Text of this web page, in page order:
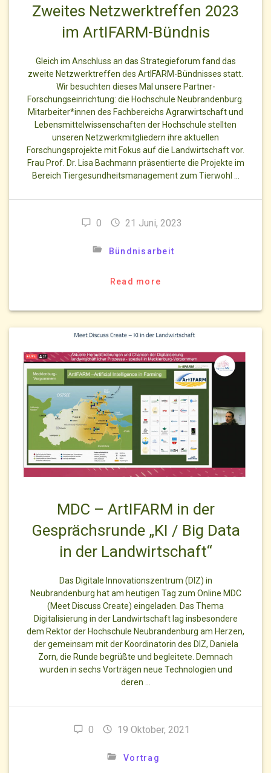
Zweites Netzwerktreffen 2023
im ArtIFARM-Bündnis
Gleich im Anschluss an das Strategieforum fand das
zweite Netzwerktreffen des ArtIFARM-Bündnisses statt.
Wir besuchten dieses Mal unsere Partner-
Forschungseinrichtung: die Hochschule Neubrandenburg.
Mitarbeiter*innen des Fachbereichs Agrarwirtschaft und
Lebensmittelwissenschaften der Hochschule stellten
unseren Netzwerkmitgliedern ihre aktuellen
Forschungsprojekte mit Fokus auf die Landwirtschaft vor.
Frau Prof. Dr. Lisa Bachmann präsentierte die Projekte im
Bereich Tiergesundheitsmanagement zum Tierwohl …
0 21 Juni, 2023
Bündnisarbeit
Read more
MDC – ArtIFARM in der
Gesprächsrunde „KI / Big Data
in der Landwirtschaft“
Das Digitale Innovationszentrum (DIZ) in
Neubrandenburg hat am heutigen Tag zum Online MDC
(Meet Discuss Create) eingeladen. Das Thema
Digitalisierung in der Landwirtschaft lag insbesondere
dem Rektor der Hochschule Neubrandenburg am Herzen,
der gemeinsam mit der Koordinatorin des DIZ, Daniela
Zorn, die Runde begrüßte und begleitete. Demnach
wurden in sechs Vorträgen neue Technologien und
deren …
0 19 Oktober, 2021
Vortrag